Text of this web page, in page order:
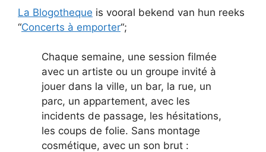
La Blogotheque is vooral bekend van hun reeks
“Concerts à emporter“;
Chaque semaine, une session filmée
avec un artiste ou un groupe invité à
jouer dans la ville, un bar, la rue, un
parc, un appartement, avec les
incidents de passage, les hésitations,
les coups de folie. Sans montage
cosmétique, avec un son brut :